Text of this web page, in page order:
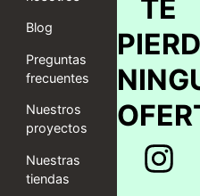
Blog
Preguntas
frecuentes
Nuestros
proyectos
Nuestras
tiendas
TE